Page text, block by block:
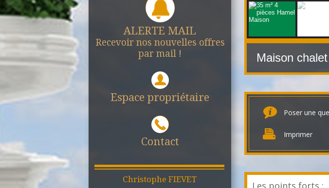
ALERTE MAIL
Recevoir nos nouvelles offres
par mail !
Espace propriétaire
Contact
Christophe FIEVET
Maison
Poser une
Imprimer
Les points forts :